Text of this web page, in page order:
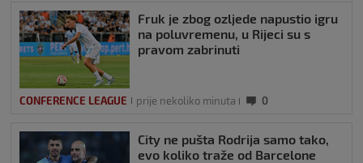
Fruk je zbog ozljede napustio igru
na poluvremenu, u Rijeci su s
pravom zabrinuti
CONFERENCE LEAGUE prije nekoliko minuta 0
City ne pušta Rodrija samo tako,
evo koliko traže od Barcelone